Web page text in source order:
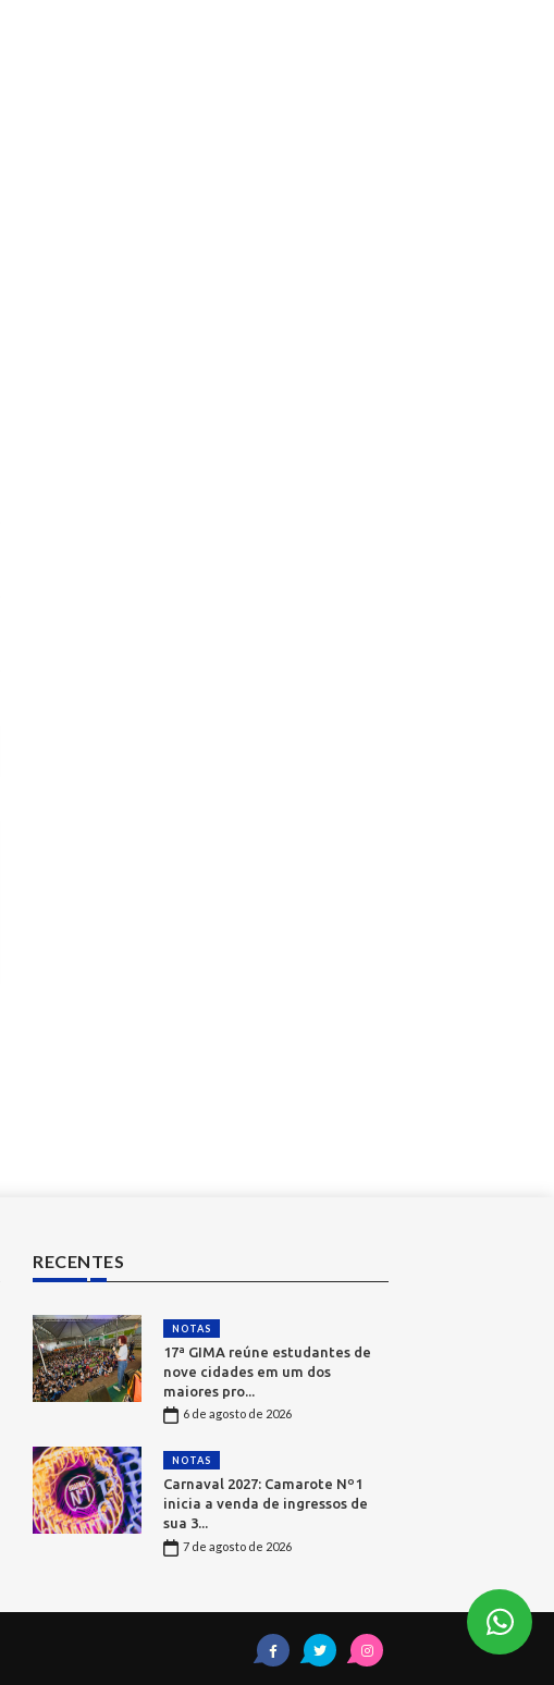
RECENTES
NOTAS
17ª GIMA reúne estudantes de
nove cidades em um dos
maiores pro...
6 de agosto de 2026
NOTAS
Carnaval 2027: Camarote Nº1
inicia a venda de ingressos de
sua 3...
7 de agosto de 2026